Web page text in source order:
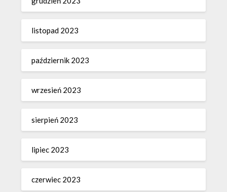
listopad 2023
październik 2023
wrzesień 2023
sierpień 2023
lipiec 2023
czerwiec 2023